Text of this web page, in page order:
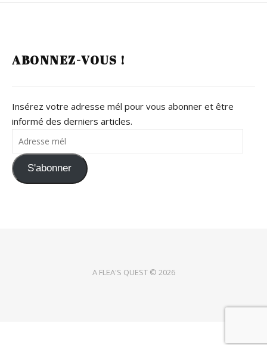
ABONNEZ-VOUS !
Insérez votre adresse mél pour vous abonner et être
informé des derniers articles.
Adresse mél
S'abonner
A FLEA'S QUEST © 2026